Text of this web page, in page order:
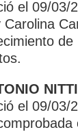
el 09/
Carolina
NITTI
el 09/